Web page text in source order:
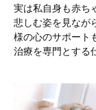
実は私自身も赤ち
悲しむ姿を見なが
様の心のサポート
治療を専門とする